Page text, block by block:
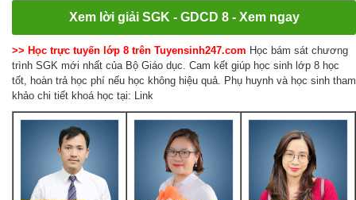
Xem lời giải SGK - GDCD 8 - Xem ngay
>> Học trực tuyến lớp 8 trên Tuyensinh247.com Học bám sát chương
trình SGK mới nhất của Bộ Giáo dục. Cam kết giúp học sinh lớp 8 học
tốt, hoàn trả học phí nếu học không hiệu quả. Phụ huynh và học sinh tham
khảo chi tiết khoá học tại: Link